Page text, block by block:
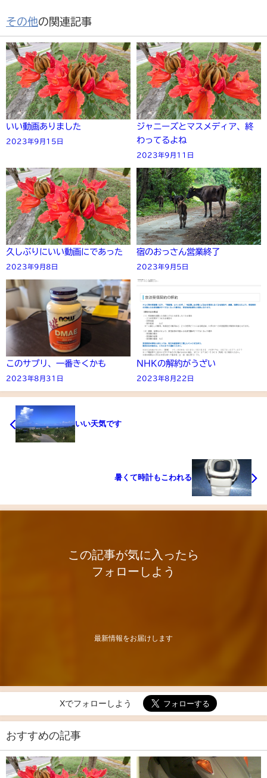
その他の関連記事
いい動画ありました
2023年9月15日
ジャニーズとマスメディア、終
わってるよね
2023年9月11日
久しぶりにいい動画にであった
2023年9月8日
宿のおっさん営業終了
2023年9月5日
このサプリ、一番きくかも
2023年8月31日
NHKの解約がうざい
2023年8月22日
いい天気です
暑くて時計もこわれる
この記事が気に入ったら
フォローしよう
最新情報をお届けします
Xでフォローしよう
おすすめの記事